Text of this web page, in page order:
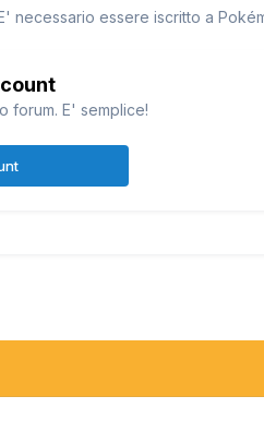
necessario essere iscritto a
forum. E' semplice!